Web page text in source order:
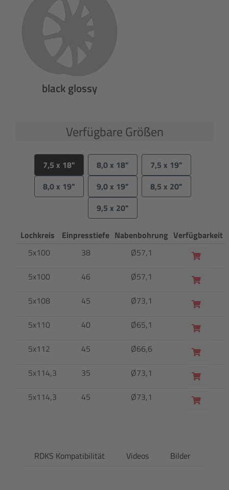
black glossy
Verfügbare Größen
7,5 x 18" 8,0 x 18"
7,5 x 19"
8,0 x 19"
9,0 x 19"
8,5 x 20"
9,5 x 20"
Lochkreis Einpresstiefe Nabenbohrung Verfügbarkeit
5x100
38
Ø57,1
5x100
46
Ø57,1
5x108
45
Ø73,1
5x110
40
Ø65,1
5x112
45
Ø66,6
5x114,3
35
Ø73,1
5x114,3
45 Ø73,1
RDKS Kompatibilität Videos Bilder